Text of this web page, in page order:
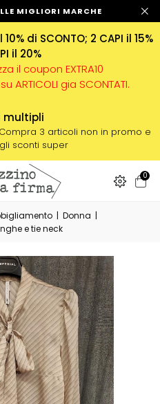
MIGLIORI MARCHE
di SCONTO; 2 CAPI il 15%
il 20%
il coupon EXTRA10
ARTICOLI gia SCONTATI.
multipli
3 articoli non in promo e
sconti super
0
| Donna |
e tie neck